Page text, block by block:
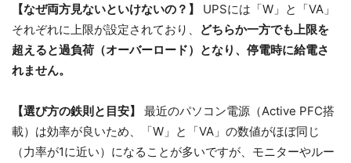
【なぜ両方見ないといけないの？】
UPSには「W」と「VA」
それぞれに上限が設定されており、
どちらか一方でも上限を
超えると過負荷（オーバーロード）となり、停電時に給電さ
れません。
【選び方の鉄則と目安】
最近のパソコン電源（Active PFC搭
載）は効率が良いため、「W」と「VA」の数値がほぼ同じ
（力率が1に近い）になることが多いですが、モニターやルー